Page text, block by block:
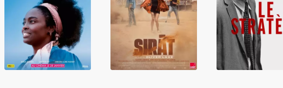
Promis le ciel Sirāt The Mastermind